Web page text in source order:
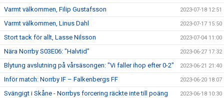
Varmt välkommen, Filip Gustafsson 2023-07-18 12:51
Varmt välkommen, Linus Dahl 2023-07-17 15:50
Stort tack för allt, Lasse Nilsson 2023-07-04 11:00
Nära Norrby S03E06: "Halvtid" 2023-06-27 17:32
Blytung avslutning på vårsäsongen: "Vi faller ihop efter 0-2" 2023-06-21 21:40
Inför match: Norrby IF – Falkenbergs FF 2023-06-20 18:07
Svängigt i Skåne - Norrbys forcering räckte inte till poäng 2023-06-18 10:30